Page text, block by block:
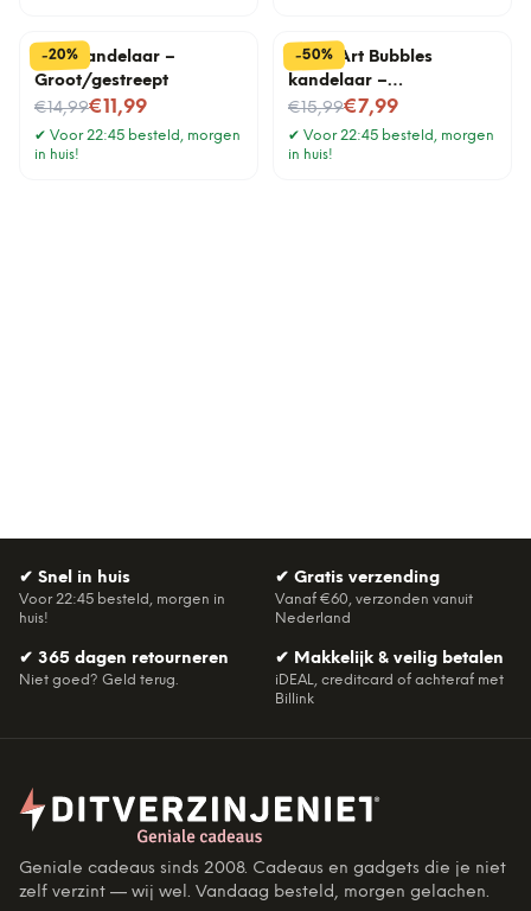
-20%
Strik kandelaar –
Groot/gestreept
€14,99
Nu voor€11,99
✔ Voor 22:45 besteld, morgen
in huis!
-50%
Glass Art Bubbles
kandelaar –
Medium/zand
€15,99
Nu voor€7,99
✔ Voor 22:45 besteld, morgen
in huis!
✔ Snel in huis
Voor 22:45 besteld, morgen in
huis!
✔ Gratis verzending
Vanaf €60, verzonden vanuit
Nederland
✔ 365 dagen retourneren
Niet goed? Geld terug.
✔ Makkelijk & veilig betalen
iDEAL, creditcard of achteraf met
Billink
Geniale cadeaus sinds 2008. Cadeaus en gadgets die je niet
zelf verzint — wij wel. Vandaag besteld, morgen gelachen.